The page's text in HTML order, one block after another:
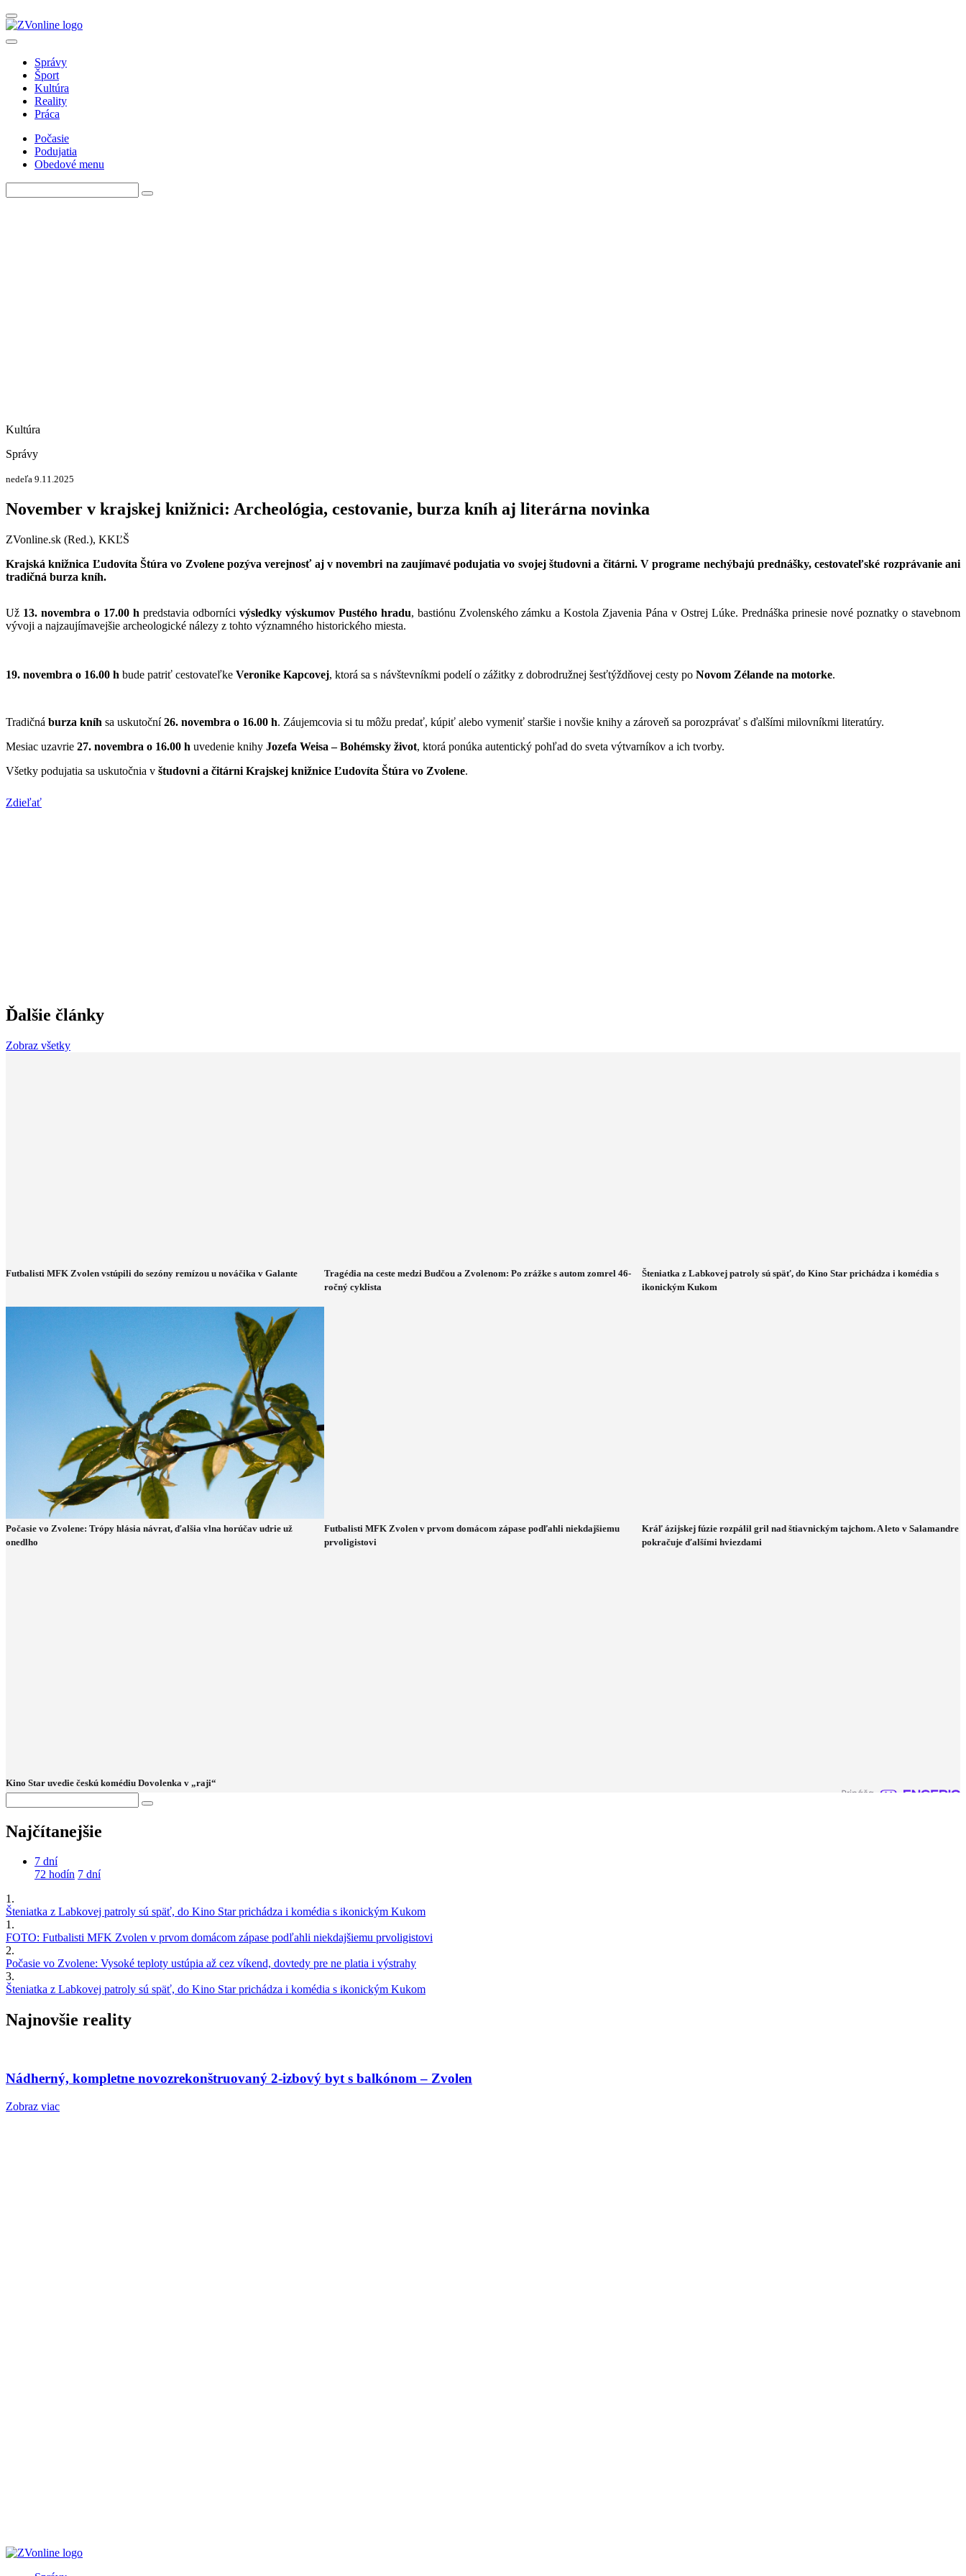
Správy
Šport
Kultúra
Reality
Práca
Počasie
Podujatia
Obedové menu
Kultúra
Správy
nedeľa 9.11.2025
November v krajskej knižnici: Archeológia, cestovanie, burza kníh aj literárna novinka
ZVonline.sk (Red.), KKĽŠ
Krajská knižnica Ľudovíta Štúra vo Zvolene pozýva verejnosť aj v novembri na zaujímavé podujatia vo svojej študovni a čitárni. V programe nechýbajú prednášky, cestovateľské rozprávanie ani
tradičná burza kníh.
Už 13. novembra o 17.00 h predstavia odborníci výsledky výskumov Pustého hradu, bastiónu Zvolenského zámku a Kostola Zjavenia Pána v Ostrej Lúke. Prednáška prinesie nové poznatky o stavebnom
vývoji a najzaujímavejšie archeologické nálezy z tohto významného historického miesta.
19. novembra o 16.00 h bude patriť cestovateľke Veronike Kapcovej, ktorá sa s návštevníkmi podelí o zážitky z dobrodružnej šesťtýždňovej cesty po Novom Zélande na motorke.
Tradičná burza kníh sa uskutoční26. novembra o 16.00 h. Záujemcovia si tu môžu predať, kúpiť alebo vymeniť staršie i novšie knihy a zároveň sa porozprávať s ďalšími milovníkmi literatúry.
Mesiac uzavrie 27. novembra o 16.00 h uvedenie knihy Jozefa Weisa – Bohémsky život, ktorá ponúka autentický pohľad do sveta výtvarníkov a ich tvorby.
Všetky podujatia sa uskutočnia v študovni a čitárni Krajskej knižnice Ľudovíta Štúra vo Zvolene.
Zdieľať
Ďalšie články
Zobraz všetky
Futbalisti MFK Zvolen vstúpili do sezóny remízou u nováčika v Galante
Tragédia na ceste medzi Budčou a Zvolenom: Po zrážke s autom zomrel 46-
ročný cyklista
Šteniatka z Labkovej patroly sú späť, do Kino Star prichádza i komédia s
ikonickým Kukom
Počasie vo Zvolene: Trópy hlásia návrat, ďalšia vlna horúčav udrie už
onedlho
Futbalisti MFK Zvolen v prvom domácom zápase podľahli niekdajšiemu
prvoligistovi
Kráľ ázijskej fúzie rozpálil gril nad štiavnickým tajchom. A leto v Salamandre
pokračuje ďalšími hviezdami
Kino Star uvedie českú komédiu Dovolenka v „raji“
Najčítanejšie
7 dní
72 hodín 7 dní
1.
Šteniatka z Labkovej patroly sú späť, do Kino Star prichádza i komédia s ikonickým Kukom
1.
FOTO: Futbalisti MFK Zvolen v prvom domácom zápase podľahli niekdajšiemu prvoligistovi
2.
Počasie vo Zvolene: Vysoké teploty ustúpia až cez víkend, dovtedy pre ne platia i výstrahy
3.
Šteniatka z Labkovej patroly sú späť, do Kino Star prichádza i komédia s ikonickým Kukom
Najnovšie reality
Nádherný, kompletne novozrekonštruovaný 2-izbový byt s balkónom – Zvolen
Zobraz viac